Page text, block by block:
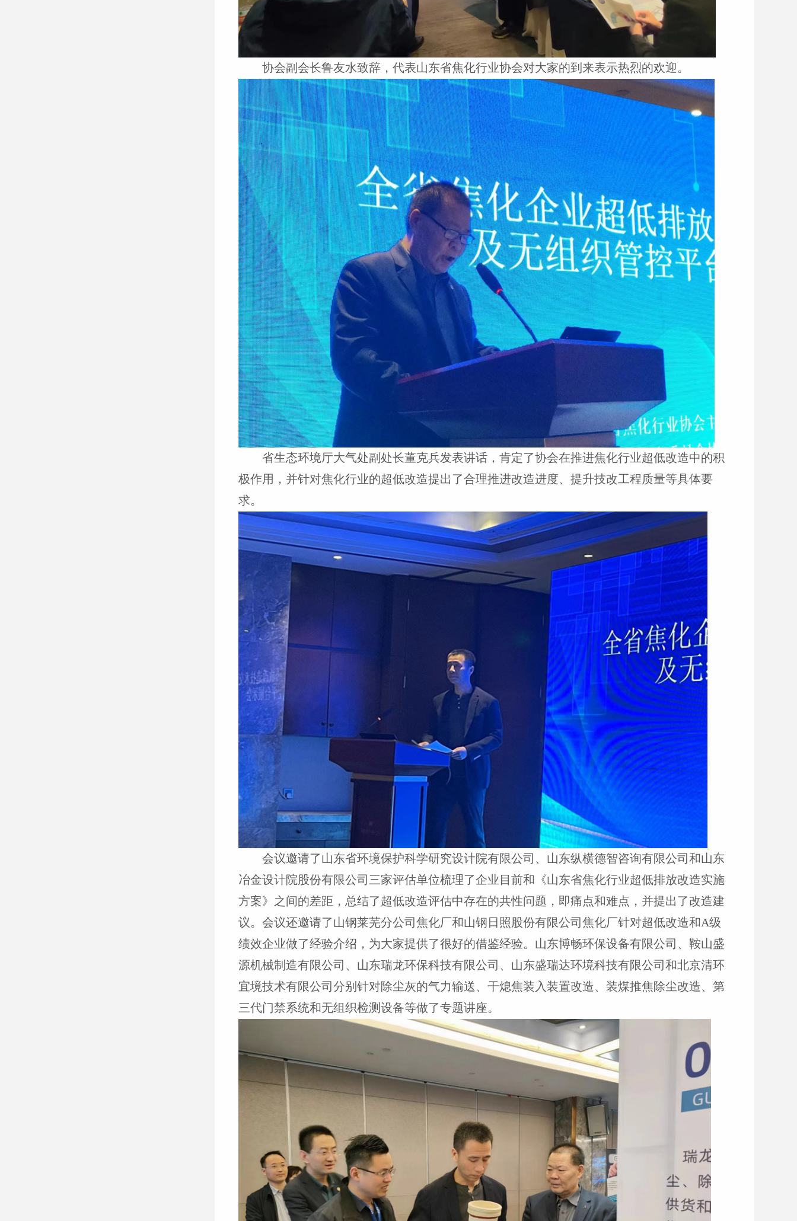
协会副会长鲁友水致辞，代表山东省焦化行业协会对大家的到来表示热烈的欢迎。
省生态环境厅大气处副处长董克兵发表讲话，肯定了协会在推进焦化行业超低改造中的积
极作用，并针对焦化行业的超低改造提出了合理推进改造进度、提升技改工程质量等具体要
求。
会议邀请了山东省环境保护科学研究设计院有限公司、山东纵横德智咨询有限公司和山东
冶金设计院股份有限公司三家评估单位梳理了企业目前和《山东省焦化行业超低排放改造实施
方案》之间的差距，总结了超低改造评估中存在的共性问题，即痛点和难点，并提出了改造建
议。会议还邀请了山钢莱芜分公司焦化厂和山钢日照股份有限公司焦化厂针对超低改造和A级
绩效企业做了经验介绍，为大家提供了很好的借鉴经验。山东博畅环保设备有限公司、鞍山盛
源机械制造有限公司、山东瑞龙环保科技有限公司、山东盛瑞达环境科技有限公司和北京清环
宜境技术有限公司分别针对除尘灰的气力输送、干熄焦装入装置改造、装煤推焦除尘改造、第
三代门禁系统和无组织检测设备等做了专题讲座。